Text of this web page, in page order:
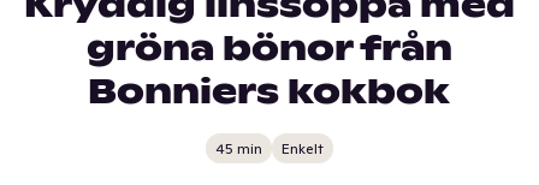
gröna bönor från
Bonniers kokbok
45 min Enkelt